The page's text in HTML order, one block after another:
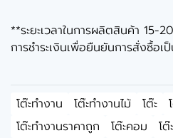
**ระยะเวลาในการผลิตสินค้า 15-
การชำระเงินเพื่อยืนยันการสั่งซื้อเ
โต๊ะทำงาน โต๊ะทำงานไม้ โต๊ะ
โต๊ะทำงานราคาถูก
โต๊ะคอม โ